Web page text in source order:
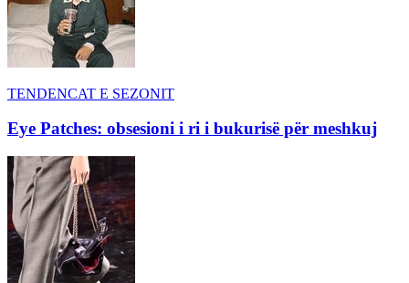
TENDENCAT E SEZONIT
Eye Patches: obsesioni i ri i bukurisë për meshkuj